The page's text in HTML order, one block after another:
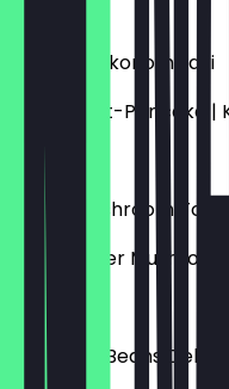
German Okonomiyaki
Sauerkraut-Pancake |
€ 15,00
Crispy Mushroom Toast
Fried Oyster
€ 17,00
Cannellini Beans Deluxe